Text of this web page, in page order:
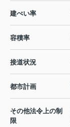
建ぺい率
容積率
接道状況
都市計画
その他法令上の制
限